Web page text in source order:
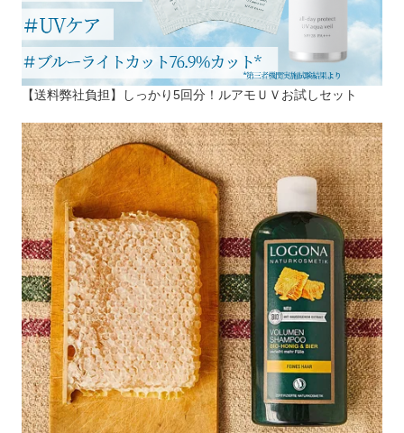
【送料弊社負担】しっかり5回分！ルアモＵＶお試しセット